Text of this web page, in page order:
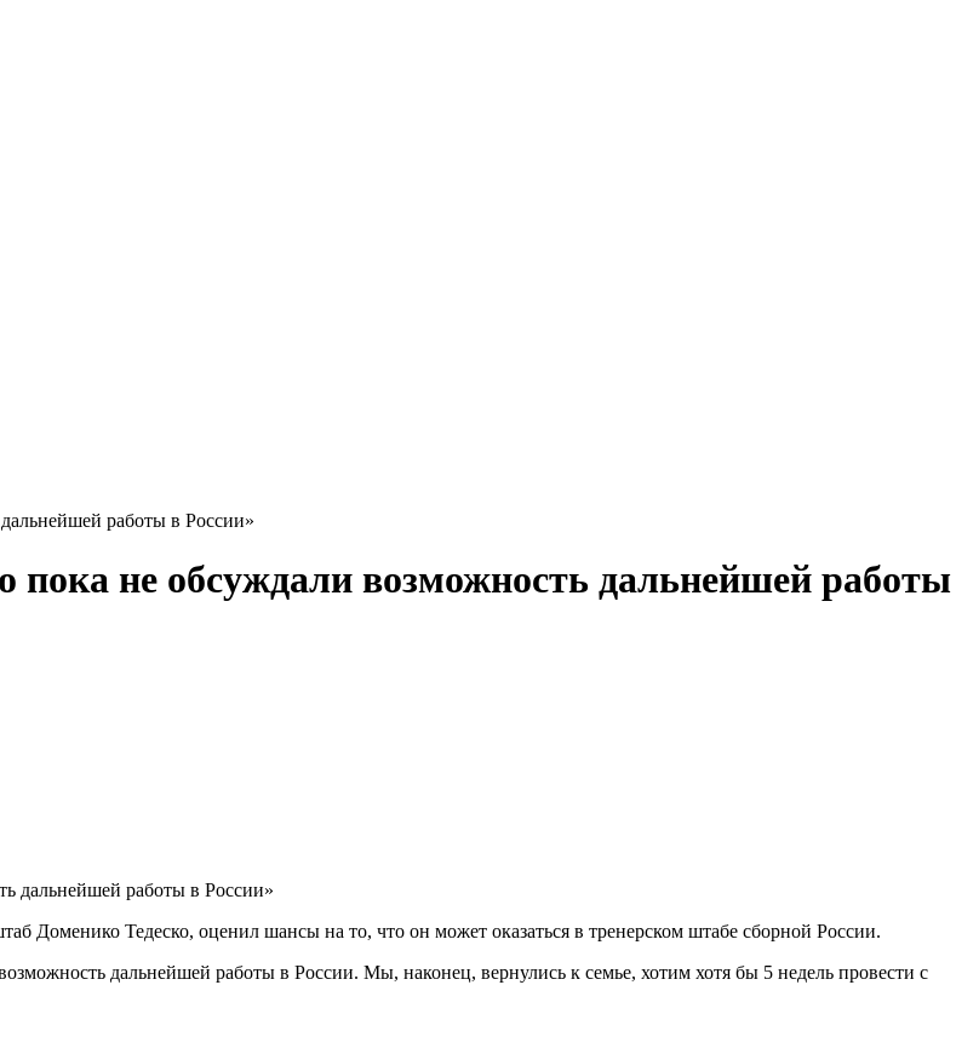
работы в России»
не обсуждали возможность дальнейшей работы
Доменико Тедеско, оценил шансы на то, что он может оказаться в тренерском штабе сборной России.
дальнейшей работы в России. Мы, наконец, вернулись к семье, хотим хотя бы 5 недель провести с